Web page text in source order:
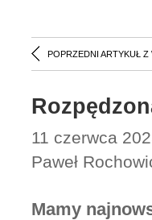
POPRZEDNI ARTYKUŁ Z
11 czerwca
Paweł
Mamy